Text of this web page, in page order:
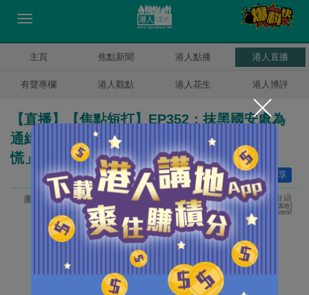
主頁 焦點新聞 港人點播 港人直播
有聲專欄 港人觀點 港人花生 港人博評
【直播】【焦點短打】EP352：抹黑國安處為
通緝犯洗白 訊問賣國者家人都叫「製造恐
慌」？
分享
讚好 13